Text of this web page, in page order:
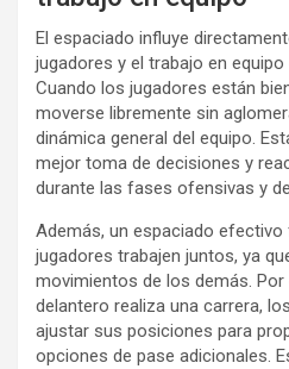
El espaciado influye
jugadores y el trabajo en
Cuando los jugadores están
moverse libremente sin
dinámica general del equipo.
mejor toma de decisiones y
durante las fases ofensivas y
Además, un espaciado
jugadores trabajen juntos, ya
movimientos de los demás. Por
delantero realiza una carrera,
ajustar sus posiciones para
opciones de pase adicionales.